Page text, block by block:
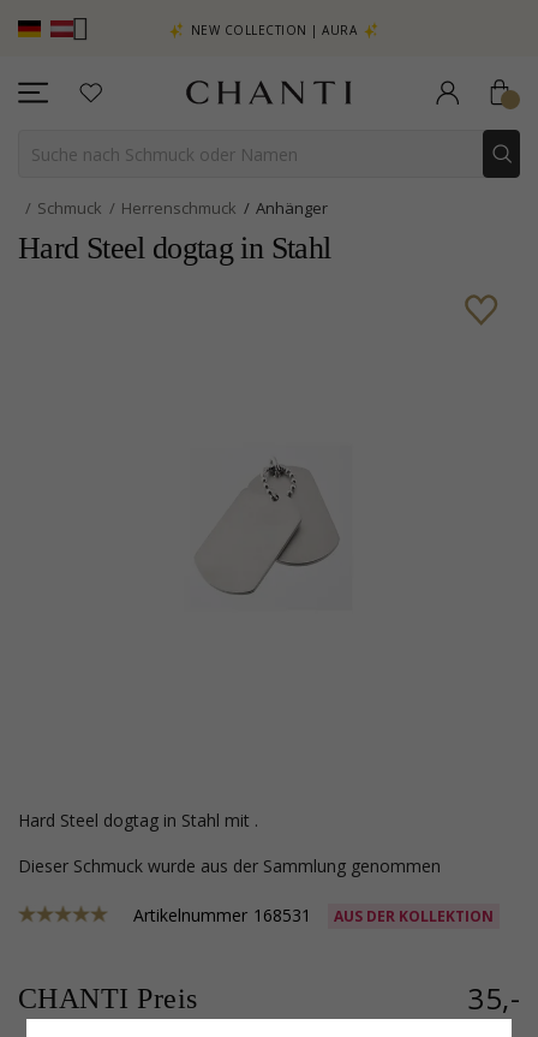
SEHEN –
NEW COLLECTION | AURA
Schmuck Herrenschmuck Anhänger
Hard Steel dogtag in Stahl
Hard Steel dogtag in Stahl mit .
Dieser Schmuck wurde aus der Sammlung genommen
Artikelnummer 168531 AUS DER KOLLEKTION
CHANTI Preis 35,-